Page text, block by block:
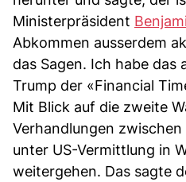
Ministerpräsident
Abkommen ausserdem
das Sagen. Ich habe das
Trump der «Financial
Mit Blick auf die zweite
Verhandlungen
unter US-Vermittlung in
weitergehen. Das sagte